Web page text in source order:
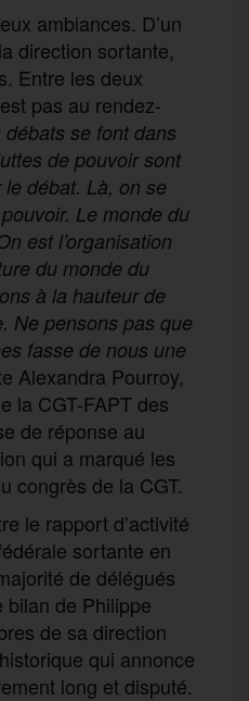
ambiances. D’un
direction sortante,
Entre les deux
pas au rendez-
débats se font dans
de pouvoir sont
débat. Là, on se
Le monde du
est l’organisation
du monde du
à la hauteur de
Ne pensons pas que
fasse de nous une
Alexandra Pourroy,
la CGT-FAPT des
de réponse au
qui a marqué les
congrès de la CGT.
le rapport d’activité
sortante en
de délégués
bilan de Philippe
de sa direction
qui annonce
long et disputé.